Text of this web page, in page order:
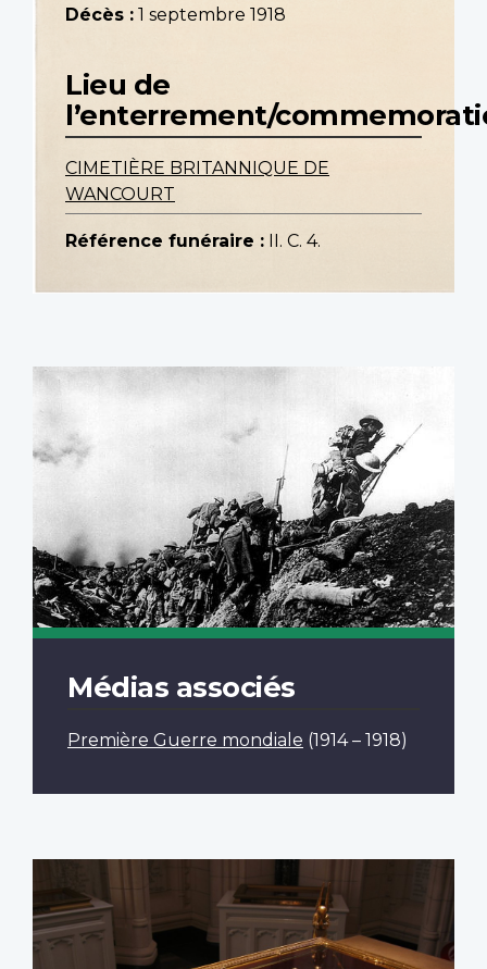
Décès : 1 septembre 1918
Lieu de
l’enterrement/
CIMETIÈRE BRITANNIQUE DE
WANCOURT
Référence funéraire : II. C. 4.
Médias associés
Première Guerre mondiale (1914 – 1918)